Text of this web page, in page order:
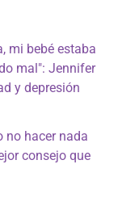
mi bebé estaba
mal": Jennifer
y depresión
no hacer nada
consejo que